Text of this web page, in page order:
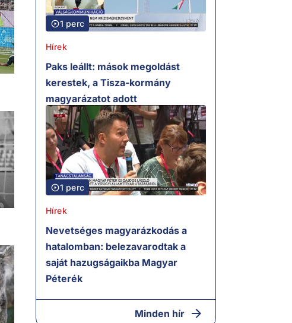
1 perc
Hírek
Paks leállt: mások megoldást
kerestek, a Tisza-kormány
magyarázatot adott
1 perc
Hírek
Nevetséges magyarázkodás a
hatalomban: belezavarodtak a
saját hazugságaikba Magyar
Péterék
Minden hír